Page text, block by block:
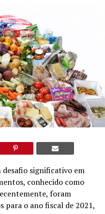
significativo em
conhecido como
foram
para o ano fiscal de 2021,